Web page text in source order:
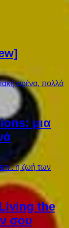
μια
the
σου